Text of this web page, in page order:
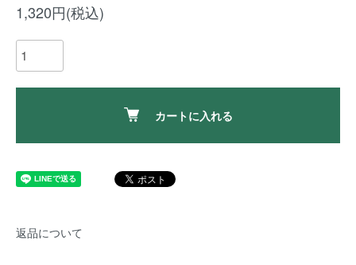
1,320円(税込)
カートに入れる
返品について